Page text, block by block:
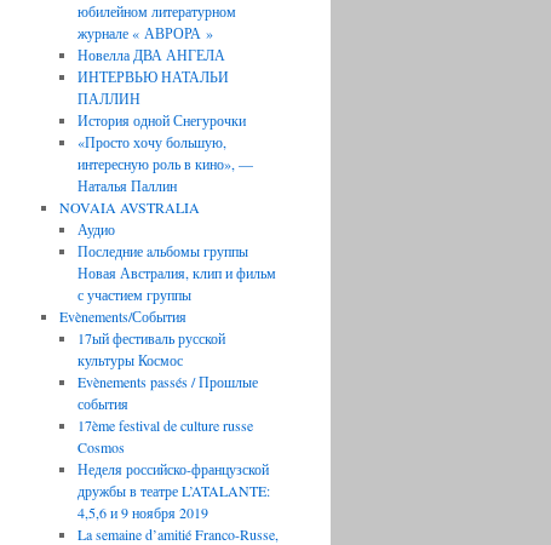
юбилейном литературном
журнале « АВРОРА »
Новелла ДВА АНГЕЛА
ИНТЕРВЬЮ НАТАЛЬИ
ПАЛЛИН
История одной Снегурочки
«Просто хочу большую,
интересную роль в кино», —
Наталья Паллин
NOVAIA AVSTRALIA
Аудио
Последние aльбомы группы
Новая Австралия, клип и фильм
с участием группы
Evènements/События
17ый фестиваль русской
культуры Космос
Evènements passés / Прошлые
события
17ème festival de culture russe
Cosmos
Неделя российско-французской
дружбы в театре L’ATALANTE:
4,5,6 и 9 ноября 2019
La semaine d’amitié Franco-Russe,